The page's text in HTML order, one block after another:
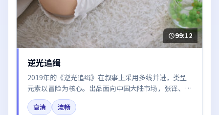
99:12
逆光追缉
2019年的《逆光追缉》在叙事上采用多线并进，类型
元素以冒险为核心。出品面向中国大陆市场，张译、王
景春、梁朝伟、章子怡、倪妮所饰角色推动关键反转，
结尾留白引发讨论。
高清
流畅